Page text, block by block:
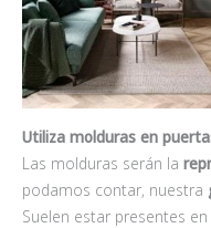
Utiliza molduras en
Las molduras serán la
podamos contar, nuestra
Suelen estar presentes en